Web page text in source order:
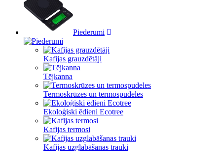
Piederumi
Kafijas grauzdētāji
Tējkanna
Termoskrūzes un termospudeles
Ekoloģiski ēdieni Ecotree
Kafijas termosi
Kafijas uzglabāšanas trauki